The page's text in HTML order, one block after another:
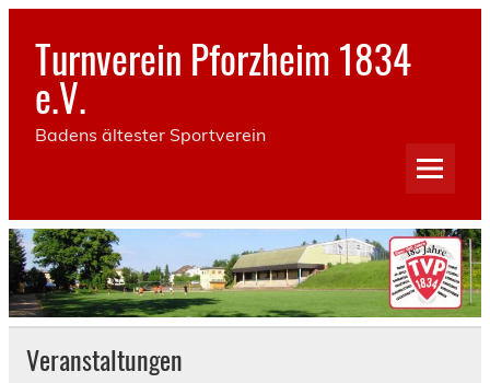
Skip
contentTurnverein Pforzheim 1834
e.V.
Badens ältester Sportverein
Veranstaltungen